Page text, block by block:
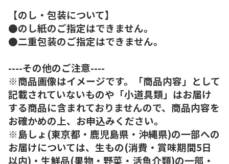
【のし・包装について】
●のし紙のご指定はできません。
●二重包装のご指定はできません。
----その他のご注意----
※商品画像はイメージです。「商品内容」として
記載されていないものや「小道具類」はお届け
する商品に含まれておりませんので、商品内容を
お確かめの上、お申込みください。
※島しょ(東京都・鹿児島県・沖縄県)の一部への
お届けについては、生もの(消費・賞味期間5日
以内)・生鮮品(果物・野菜・活魚介類)の一部・